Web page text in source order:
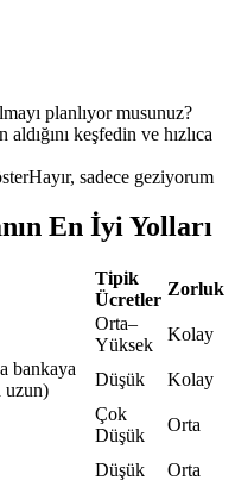
vadeli işlemler
planlıyor musunuz?
keşfedin ve hızlıca
Hayır, sadece geziyorum
En İyi Yolları
Tipik
Ücretler
Zorluk
Orta–
Yüksek
Kolay
bankaya
uzun)
Düşük
Kolay
Çok
Düşük
Orta
Düşük Orta